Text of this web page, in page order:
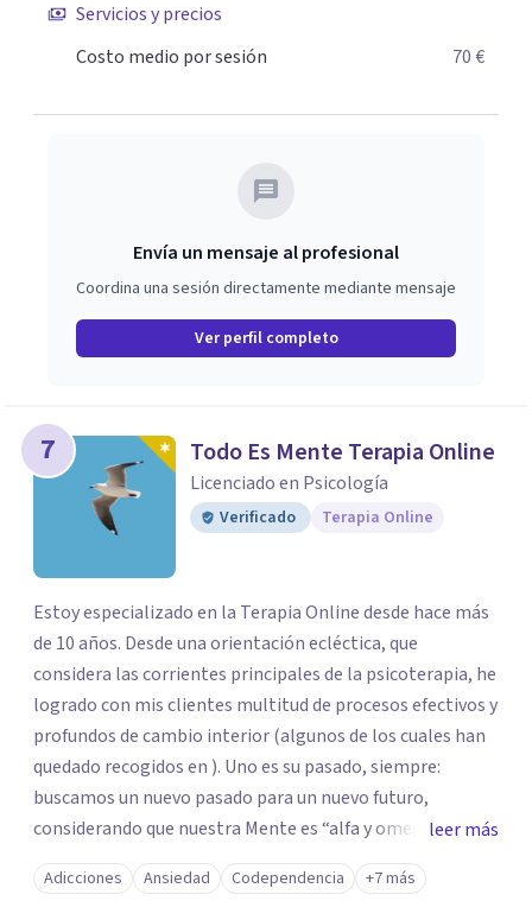
psicoterapeuta en continua formación y supervisión.
Miembro de la AEI+DTF. Acreditada por la FEAP. Los
seriedad.
Servicios y precios
Costo medio por sesión
70 €
Envía un mensaje al profesional
Coordina una sesión directamente mediante mensaje
Ver perfil completo
7 Todo Es Mente Terapia Online
Licenciado en Psicología
Verificado Terapia Online
Estoy especializado en la Terapia Online desde hace más
de 10 años. Desde una orientación ecléctica, que
considera las corrientes principales de la psicoterapia, he
logrado con mis clientes multitud de procesos efectivos y
profundos de cambio interior (algunos de los cuales han
quedado recogidos en ). Uno es su pasado, siempre:
buscamos un nuevo pasado para un nuevo futuro,
considerando que nuestra Mente es “alfa y omega” de los
problemas de la personalidad. Los aspectos “sanos” de la
personalidad nos van a permitir afrontar y resolver los
leer más
Adicciones Ansiedad Codependencia +7 más